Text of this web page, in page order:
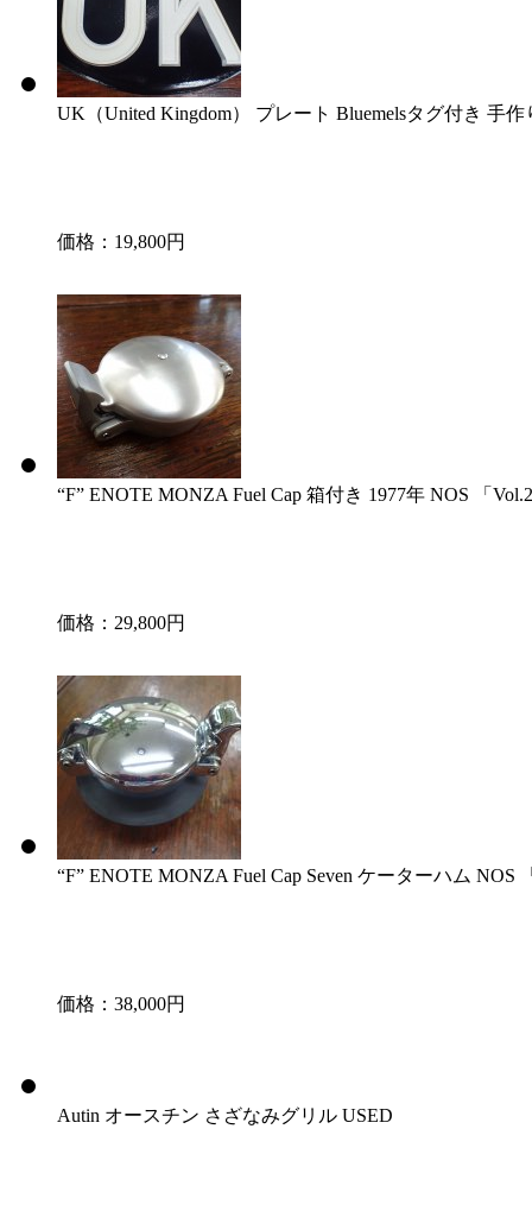
UK（United Kingdom） プレート Bluemelsタグ付き 手
価格：19,800円
“F” ENOTE MONZA Fuel Cap 箱付き 1977年 NOS 「
価格：29,800円
“F” ENOTE MONZA Fuel Cap Seven ケーターハム NOS
価格：38,000円
Autin オースチン さざなみグリル USED